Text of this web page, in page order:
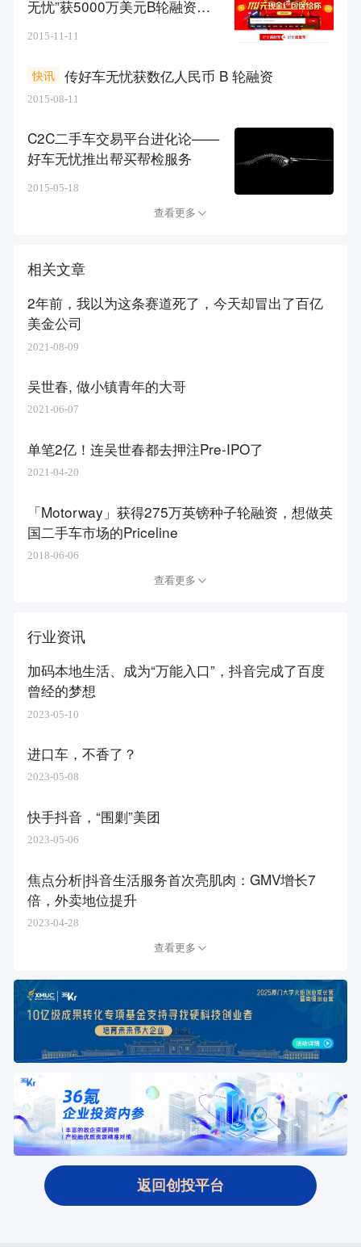
无忧”获5000万美元B轮融资，
2015-11-11
传好车无忧获数亿人民币 B 轮融资
快讯
2015-08-11
C2C二手车交易平台进化论——
好车无忧推出帮买帮检服务
2015-05-18
查看更多
相关文章
2年前，我以为这条赛道死了，今天却冒出了百亿
美金公司
2021-08-09
吴世春, 做小镇青年的大哥
2021-06-07
单笔2亿！连吴世春都去押注Pre-IPO了
2021-04-20
「Motorway」获得275万英镑种子轮融资，想做英
国二手车市场的Priceline
2018-06-06
查看更多
行业资讯
加码本地生活、成为“万能入口”，抖音完成了百度
曾经的梦想
2023-05-10
进口车，不香了？
2023-05-08
快手抖音，“围剿”美团
2023-05-06
焦点分析|抖音生活服务首次亮肌肉：GMV增长7
倍，外卖地位提升
2023-04-28
查看更多
返回创投平台